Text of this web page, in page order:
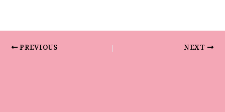
PREVIOUS NEXT